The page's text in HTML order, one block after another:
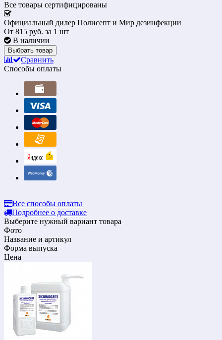
Все товары сертифицированы
Официальный дилер Полисепт и Мир дезинфекции
От 815 руб. за 1 шт
В наличии
Выбрать товар
Сравнить
Способы оплаты
Все способы оплаты
Подробнее о доставке
Выберите нужный вариант товара
Фото
Название и артикул
Форма выпуска
Цена